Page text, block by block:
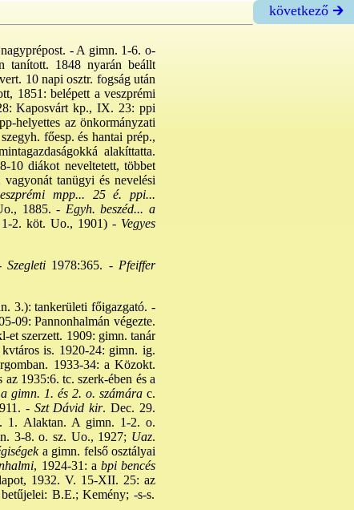
következő 🡲
- A gimn. 1-6. o-
tanított. 1848 nyarán beállt
10 napi osztr. fogság után
1851: belépett a veszprémi
Kaposvárt kp., IX. 23: ppi
helyettes az önkormányzati
főesp. és hantai prép.,
alakíttatta.
10 diákot neveltetett, többet
tanügyi és nevelési
mpp... 25 é. ppi...
1885. - Egyh. beszéd... a
2. köt. Uo., 1901) -Vegyes
Szegleti 1978:365. -Pfeiffer
3.): tankerületi főigazgató. -
09: Pannonhalmán végezte.
et szerzett. 1909: gimn. tanár
is. 1920-24: gimn. ig.
1933-34: a Közokt.
1935:6. tc. szerk-ében és a
gimn. 1. és 2. o. számára c.
-Szt Dávid kir. Dec. 29.
1. Alaktan. A gimn. 1-2. o.
3-8. o. sz. Uo., 1927; Uaz.
a gimn. felső osztályai
, 1924-31: a bpi bencés
1932. V. 15-XII. 25: az
B.E.; Kemény; -s-s.